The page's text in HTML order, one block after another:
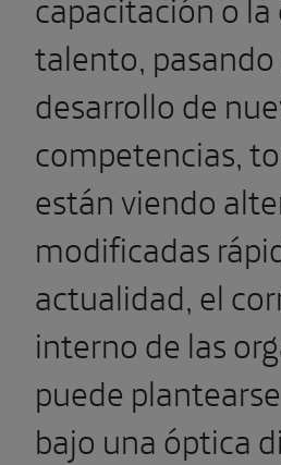
talento, pasando
desarrollo de
competencias,
están viendo
modificadas
actualidad, el
interno de las
puede
bajo una óptica